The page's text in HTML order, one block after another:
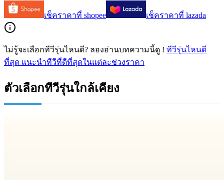
เช็คราคาที่ shopee เช็คราคาที่ lazada
ไม่รู้จะเลือกทีวีรุ่นไหนดี? ลองอ่านบทความนี้ดู ! ทีวีรุ่นไหนดี
ที่สุด แนะนำทีวีที่ดีที่สุดในแต่ละช่วงราคา
ตัวเลือกทีวีรุ่นใกล้เคียง